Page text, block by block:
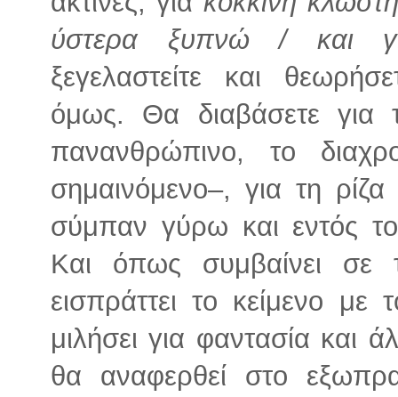
ύστερα ξυπνώ / και
ξεγελαστείτε και
όμως. Θα διαβάσετε για
πανανθρώπινο, το
σημαινόμενο–, για τη
σύμπαν γύρω και εντός
Και όπως συμβαίνει σε
εισπράττει το κείμενο
μιλήσει για φαντασία και
θα αναφερθεί στο